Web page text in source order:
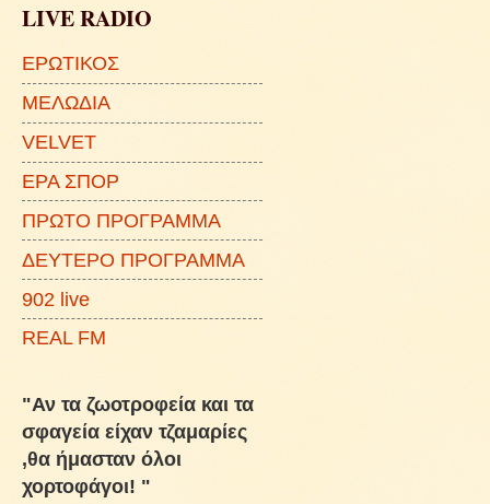
LIVE RADIO
ΕΡΩΤΙΚΟΣ
ΜΕΛΩΔΙΑ
VELVET
ΕΡΑ ΣΠΟΡ
ΠΡΩΤΟ ΠΡΟΓΡΑΜΜΑ
ΔΕΥΤΕΡΟ ΠΡΟΓΡΑΜΜΑ
902 live
REAL FM
"Αν τα ζωοτροφεία και τα
σφαγεία είχαν τζαμαρίες
,θα ήμασταν όλοι
χορτοφάγοι! "